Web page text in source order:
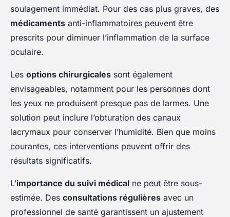
soulagement immédiat. Pour des cas plus graves, des
médicaments anti-inflammatoires peuvent être
prescrits pour diminuer l’inflammation de la surface
oculaire.
Les options chirurgicales sont également
envisageables, notamment pour les personnes dont
les yeux ne produisent presque pas de larmes. Une
solution peut inclure l’obturation des canaux
lacrymaux pour conserver l’humidité. Bien que moins
courantes, ces interventions peuvent offrir des
résultats significatifs.
L’importance du suivi médical ne peut être sous-
estimée. Des consultations régulières avec un
professionnel de santé garantissent un ajustement